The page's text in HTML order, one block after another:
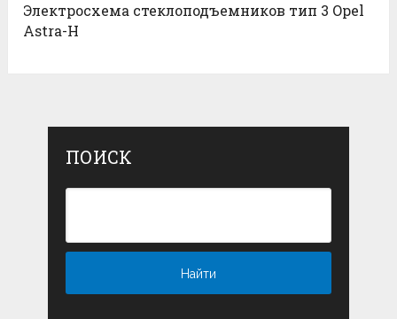
Электросхема стеклоподъемников тип 3 Opel
Astra-H
ПОИСК